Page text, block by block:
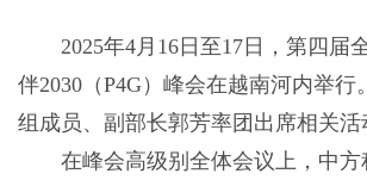
2025年4月16日至17日，第四届
伴2030（P4G）峰会在越南河内举行
组成员、副部长郭芳率团出席相关活
在峰会高级别全体会议上，中方